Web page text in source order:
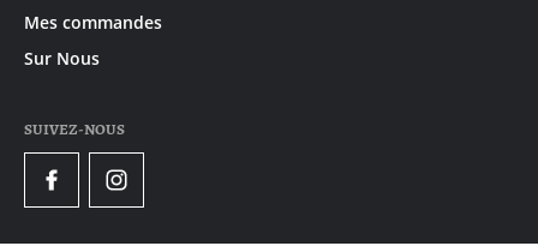
Mes commandes
Sur Nous
SUIVEZ-NOUS
FacebookInstagram